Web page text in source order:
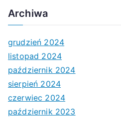
Archiwa
grudzień 2024
listopad 2024
październik 2024
sierpień 2024
czerwiec 2024
październik 2023